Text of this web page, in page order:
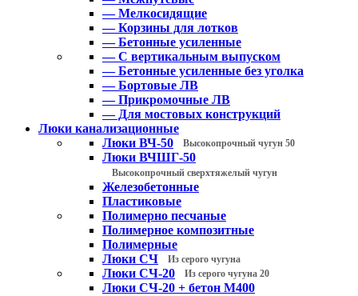
— Мелкосидящие
— Корзины для лотков
— Бетонные усиленные
— С вертикальным выпуском
— Бетонные усиленные без уголка
— Бортовые ЛВ
— Прикромочные ЛВ
— Для мостовых конструкций
Люки канализационные
Люки ВЧ-50
Высокопрочный чугун 50
Люки ВЧШГ-50
Высокопрочный сверхтяжелый чугун
Железобетонные
Пластиковые
Полимерно песчаные
Полимерное композитные
Полимерные
Люки СЧ
Из серого чугуна
Люки СЧ-20 Из серого чугуна 20
Люки СЧ-20 + бетон М400